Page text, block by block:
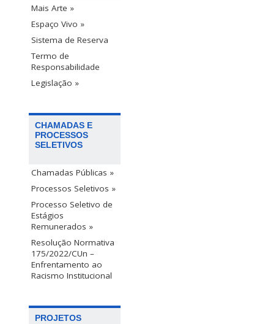
Mais Arte »
Espaço Vivo »
Sistema de Reserva
Termo de
Responsabilidade
Legislação »
CHAMADAS E
PROCESSOS
SELETIVOS
Chamadas Públicas »
Processos Seletivos »
Processo Seletivo de
Estágios
Remunerados »
Resolução Normativa
175/2022/CUn –
Enfrentamento ao
Racismo Institucional
PROJETOS